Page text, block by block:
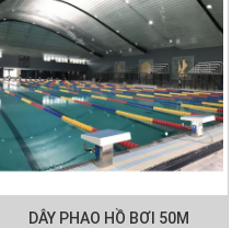
DÂY PHAO HỒ BƠI 50M